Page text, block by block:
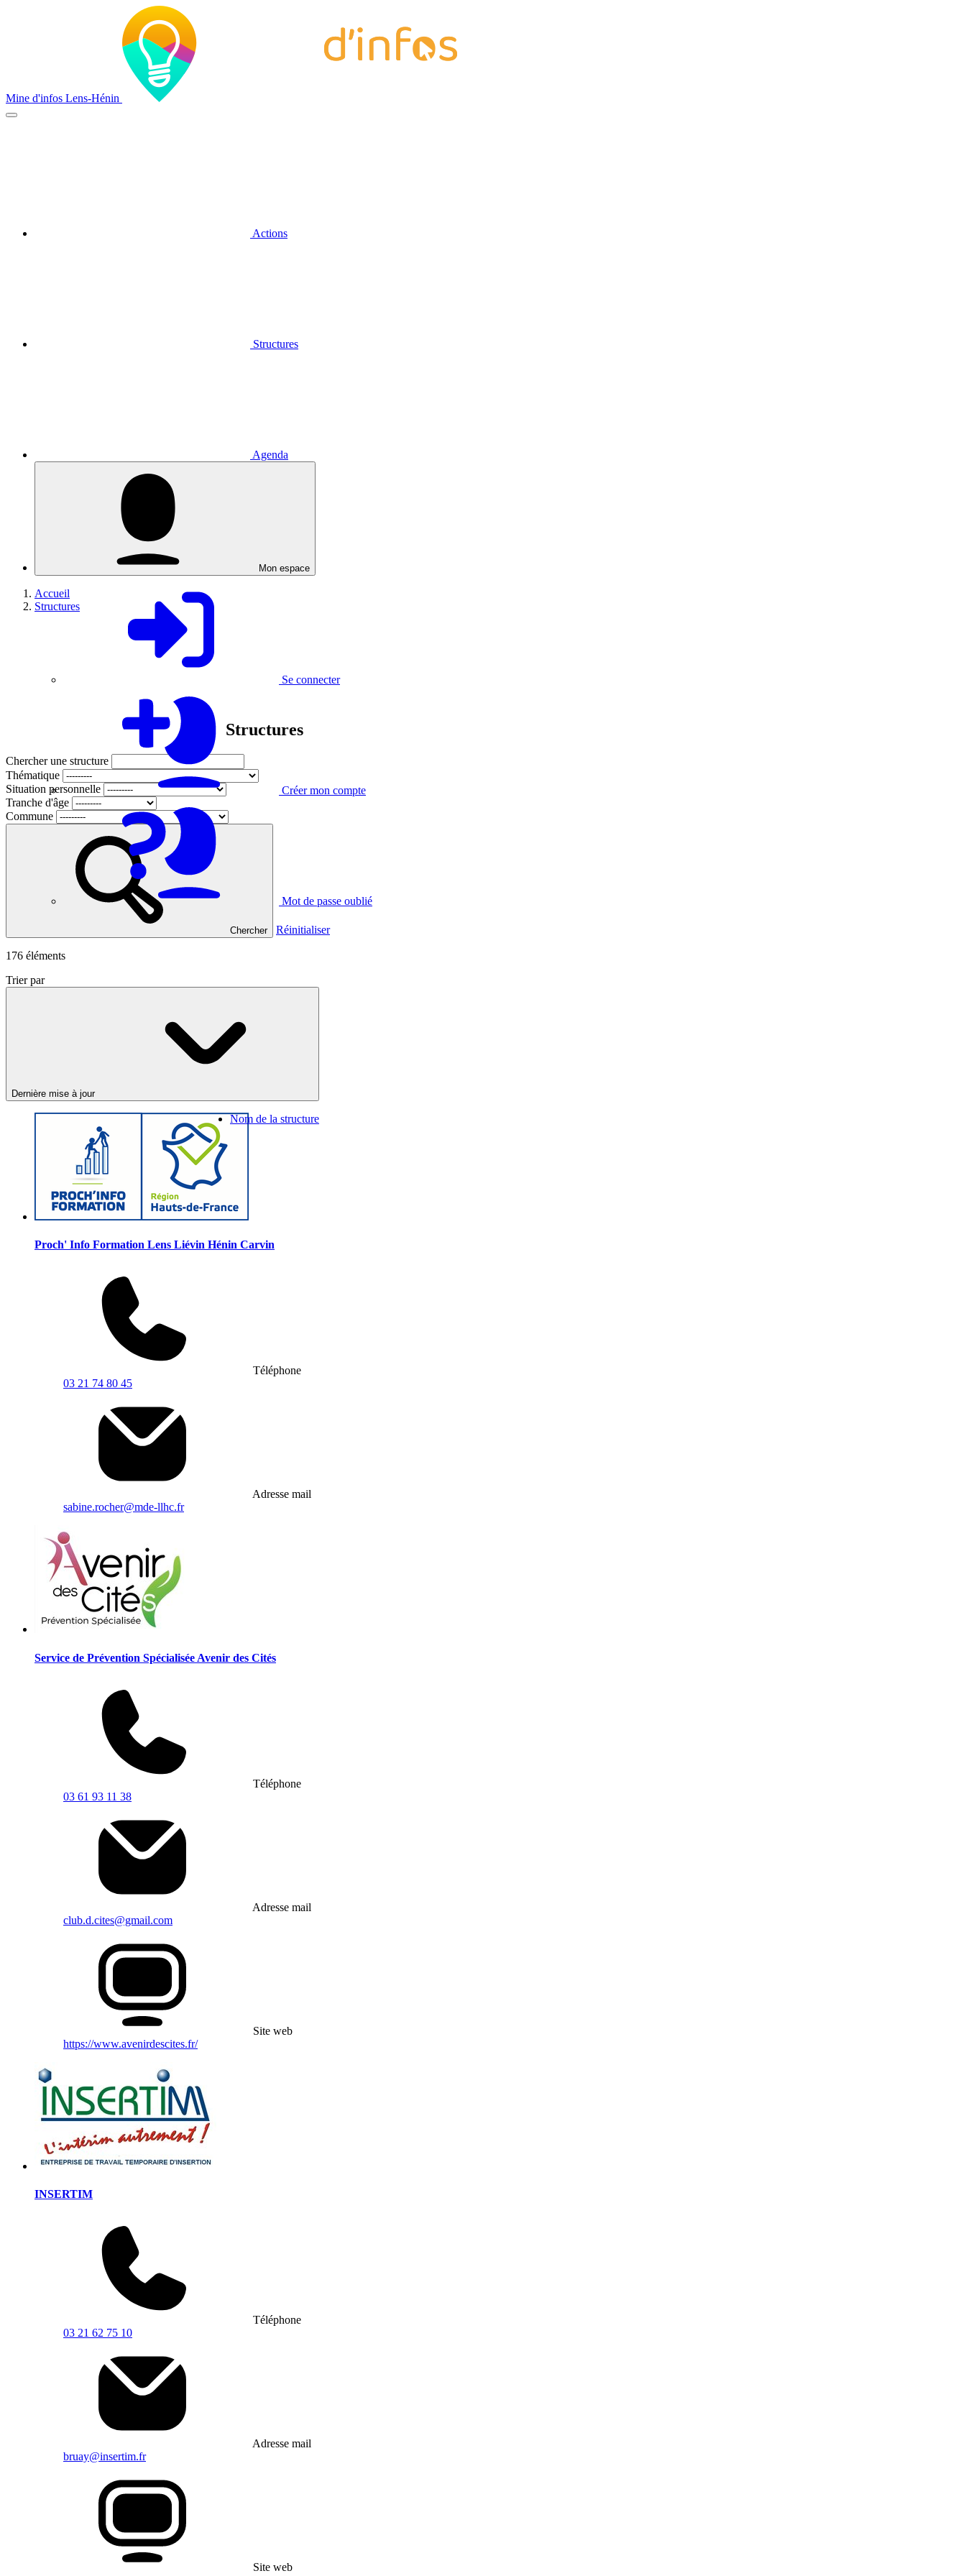
Mine d'infos Lens-Hénin
Actions
Structures
Agenda
Mon espace
Se connecter
Créer mon compte
Mot de passe oublié
Accueil
Structures
Structures
Chercher une structure
Thématique
Situation personnelle
Tranche d'âge
Commune
Chercher Réinitialiser
176 éléments
Trier par
Dernière mise à jour
Nom de la structure
Proch' Info Formation Lens Liévin Hénin Carvin
Téléphone
03 21 74 80 45
Adresse mail
sabine.rocher@mde-llhc.fr
Service de Prévention Spécialisée Avenir des Cités
Téléphone
03 61 93 11 38
Adresse mail
club.d.cites@gmail.com
Site web
https://www.avenirdescites.fr/
INSERTIM
Téléphone
03 21 62 75 10
Adresse mail
bruay@insertim.fr
Site web